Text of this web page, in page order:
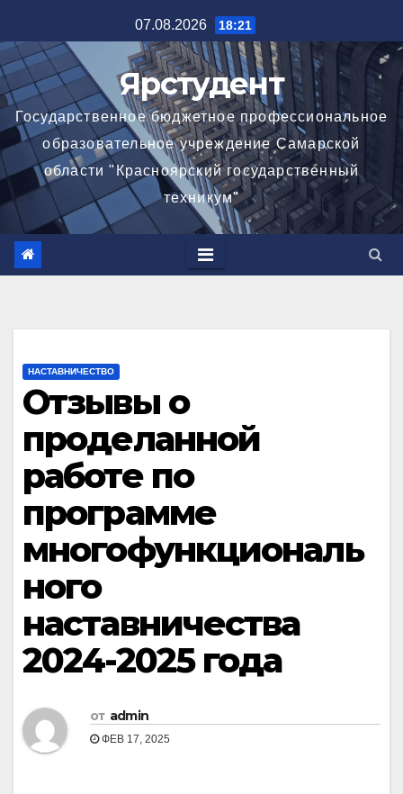
к
содержимому
07.08.2026 18:21
Ярстудент
Государственное бюджетное профессиональное
образовательное учреждение Самарской
области "Красноярский государственный
техникум"
НАСТАВНИЧЕСТВО
Отзывы о
проделанной
работе по
программе
многофункциональ
ного
наставничества
2024-2025 года
от admin
ФЕВ 17, 2025